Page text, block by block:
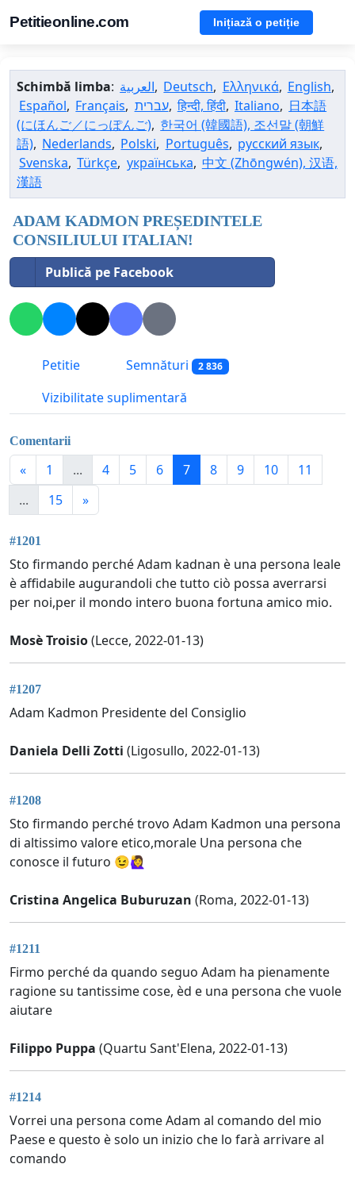
Petitieonline.com Inițiază o petiție
Schimbă limba: العربية, Deutsch, Ελληνικά, English,
Español, Français, עברית, हिन्दी, हिंदी, Italiano, 日本語
(にほんご／にっぽんご), 한국어 (韓國語), 조선말 (朝鮮
語), Nederlands, Polski, Português, русский язык,
Svenska, Türkçe, українська, 中文 (Zhōngwén), 汉语,
漢語
ADAM KADMON PREȘEDINTELE
CONSILIULUI ITALIAN!
Publică pe Facebook
Petitie Semnături 2 836
Vizibilitate suplimentară
Comentarii
« 1 ... 4 5 6 7 8 9 10
11
...
15 »
#1201
Sto firmando perché Adam kadnan è una persona leale
è affidabile augurandoli che tutto ciò possa averrarsi
per noi,per il mondo intero buona fortuna amico mio.
Mosè Troisio(Lecce, 2022-01-13)
#1207
Adam Kadmon Presidente del Consiglio
Daniela Delli Zotti (Ligosullo, 2022-01-13)
#1208
Sto firmando perché trovo Adam Kadmon una persona
di altissimo valore etico,morale Una persona che
conosce il futuro 😉🙋‍♀️
Cristina Angelica Buburuzan (Roma, 2022-01-13)
#1211
Firmo perché da quando seguo Adam ha pienamente
ragione su tantissime cose, èd e una persona che vuole
aiutare
Filippo Puppa (Quartu Sant'Elena, 2022-01-13)
#1214
Vorrei una persona come Adam al comando del mio
Paese e questo è solo un inizio che lo farà arrivare al
comando